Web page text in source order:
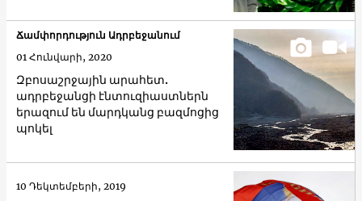
Զբոսաշրջային արահետ.
ադրբեջանցի էնտուզիաստներն
երազում են մարդկանց բազմոցից
պոկել
Ճամփորդություն Ադրբեջանում
01 Հունվարի, 2020
10 Դեկտեմբերի, 2019